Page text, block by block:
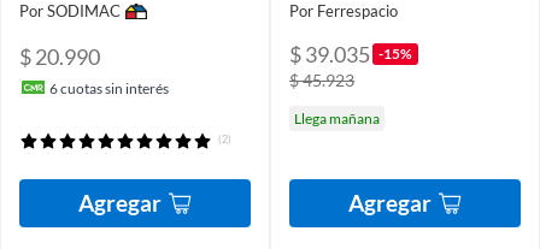
Por SODIMAC
$ 20.990
6cuotas sin interés
(2)
Agregar
Por Ferrespacio
$ 39.035 -15%
$ 45.923
Llega mañana
Agregar